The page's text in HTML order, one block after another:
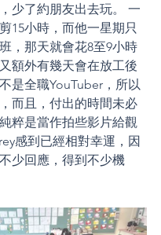
少了約朋友出去玩。 一
15小時，而他一星期只
，那天就會花8至9小時
額外有幾天會在放工後
是全職YouTuber，所以
而且，付出的時間未必
粹是當作拍些影片給觀
感到已經相對幸運，因
少回應，得到不少機